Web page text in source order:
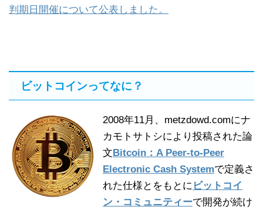
判期日開催について公表しました。
ビットコインってなに？
2008年11月、metzdowd.comにナ
カモトサトシにより投稿された論
文Bitcoin：A Peer-to-Peer
Electronic Cash Systemで定義さ
れた仕様とをもとに ビットコイ
ン・コミュニティーで開発が続け